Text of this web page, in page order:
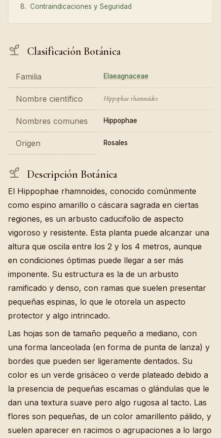
Contraindicaciones y Seguridad
Clasificación Botánica
Familia Elaeagnaceae
Nombre científico Hippophae rhamnoides
Nombres comunes Hippophae
Origen Rosales
Descripción Botánica
El Hippophae rhamnoides, conocido comúnmente
como espino amarillo o cáscara sagrada en ciertas
regiones, es un arbusto caducifolio de aspecto
vigoroso y resistente. Esta planta puede alcanzar una
altura que oscila entre los 2 y los 4 metros, aunque
en condiciones óptimas puede llegar a ser más
imponente. Su estructura es la de un arbusto
ramificado y denso, con ramas que suelen presentar
pequeñas espinas, lo que le otorela un aspecto
protector y algo intrincado.
Las hojas son de tamaño pequeño a mediano, con
una forma lanceolada (en forma de punta de lanza) y
bordes que pueden ser ligeramente dentados. Su
color es un verde grisáceo o verde plateado debido a
la presencia de pequeñas escamas o glándulas que le
dan una textura suave pero algo rugosa al tacto. Las
flores son pequeñas, de un color amarillento pálido, y
suelen aparecer en racimos o agrupaciones a lo largo